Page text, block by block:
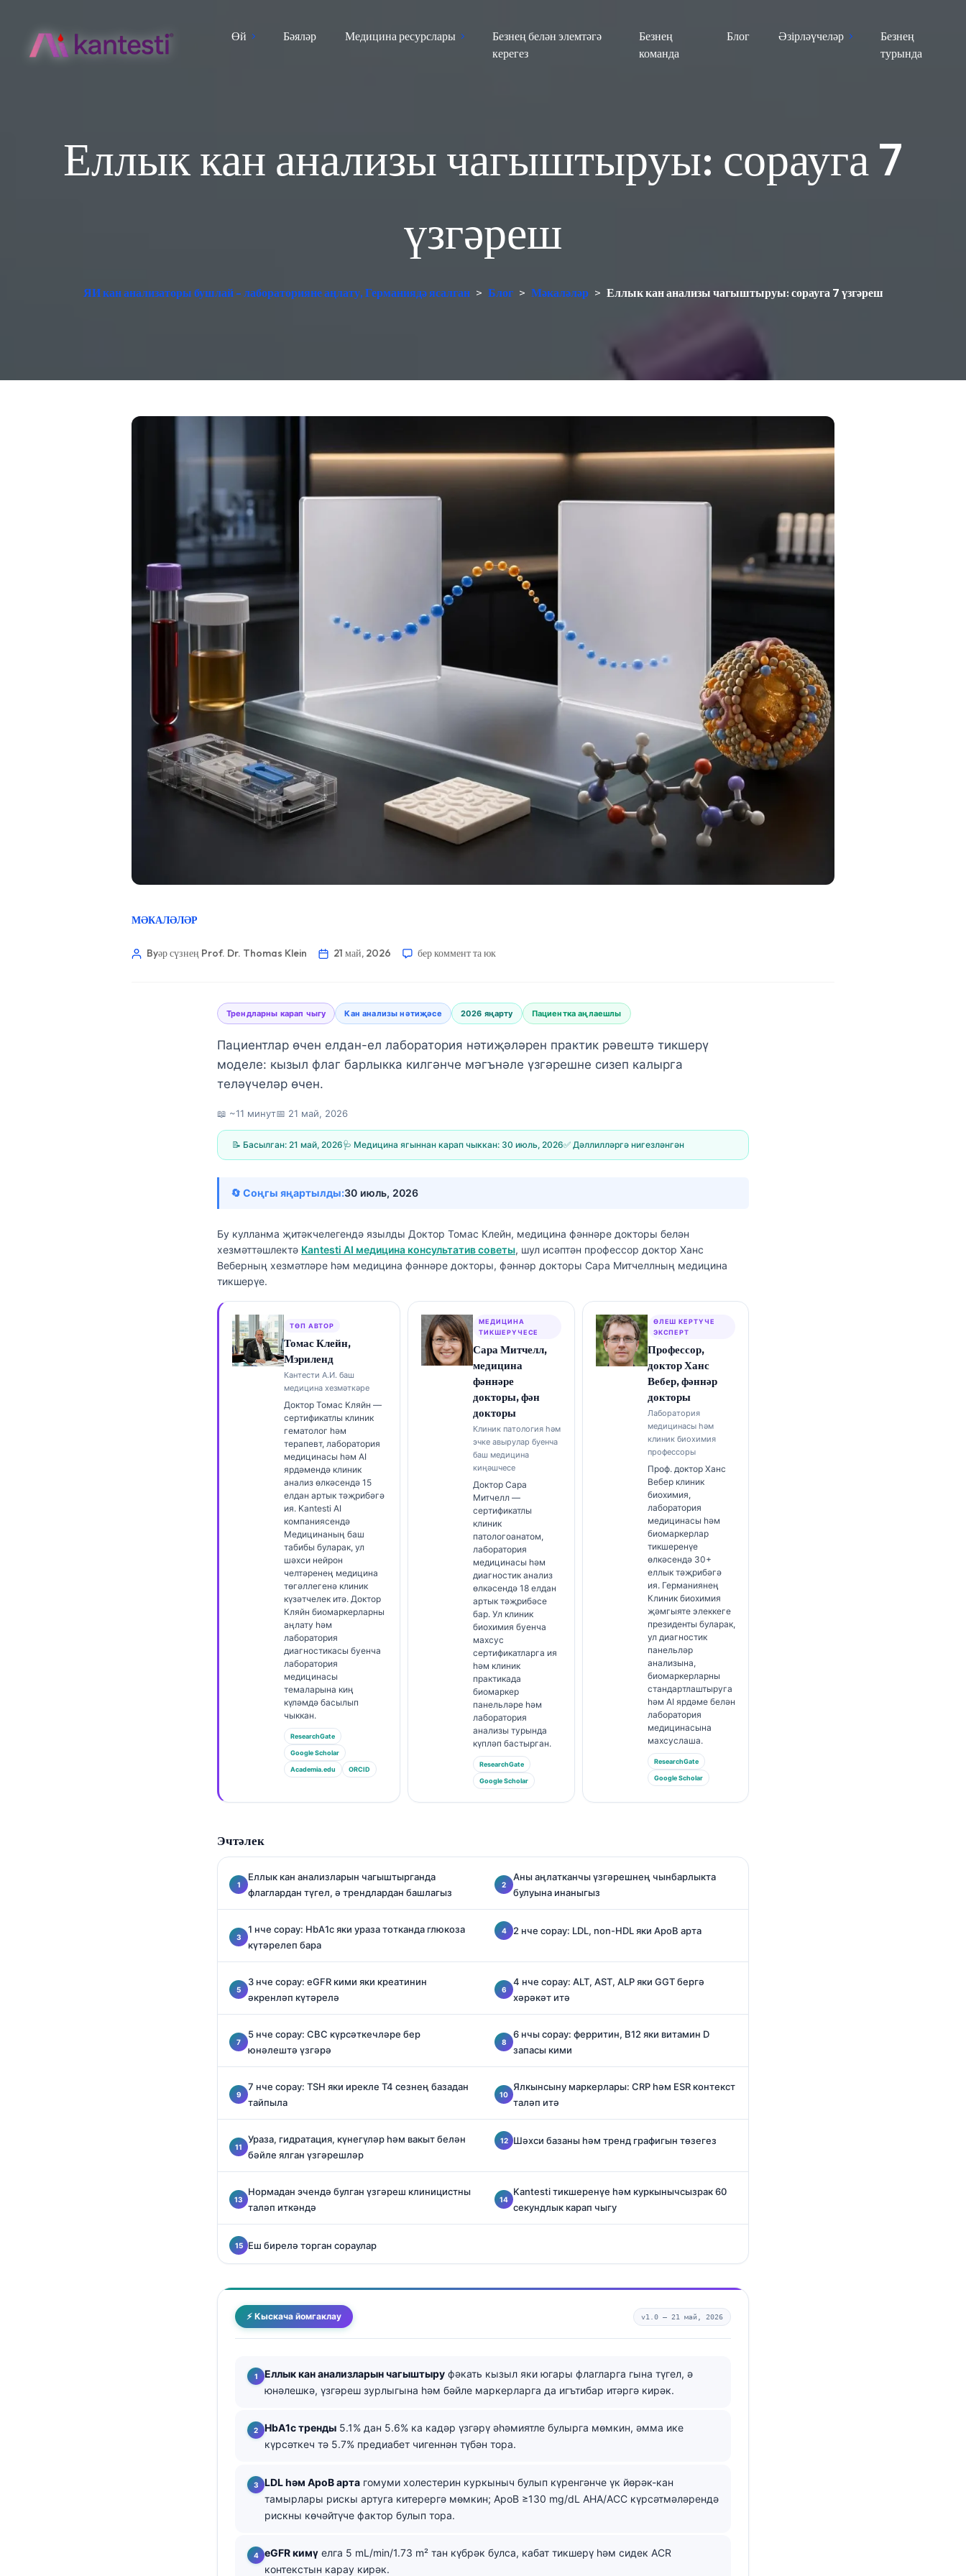
Өй Бәяләр Медицина ресурслары
Безнең белән элемтәгә
керегез
Безнең
команда
Блог Әзірләүчеләр
Безнең
турында
Еллык кан анализы чагыштыруы: сорауга 7
үзгәреш
ЯИ кан анализаторы бушлай - лабораторияне аңлату, Германиядә ясалган > Блог > Мәкаләләр > Еллык кан анализы чагыштыруы: сорауга 7 үзгәреш
МӘКАЛӘЛӘР
Byәр сүзнең Prof. Dr. Thomas Klein 21 май, 2026 бер коммент та юк
Трендларны карап чыгу Кан анализы нәтиҗәсе 2026 яңарту Пациентка аңлаешлы
Пациентлар өчен елдан-ел лаборатория нәтиҗәләрен практик рәвештә тикшерү
моделе: кызыл флаг барлыкка килгәнче мәгънәле үзгәрешне сизеп калырга
теләүчеләр өчен.
📖 ~11 минут📅 21 май, 2026
📝 Басылган: 21 май, 2026🩺 Медицина ягыннан карап чыккан: 30 июль, 2026✅ Дәллилләргә нигезләнгән
🔄 Соңгы яңартылды:30 июль, 2026
Бу кулланма җитәкчелегендә язылды Доктор Томас Клейн, медицина фәннәре докторы белән
хезмәттәшлектә Kantesti AI медицина консультатив советы, шул исәптән профессор доктор Ханс
Веберның хезмәтләре һәм медицина фәннәре докторы, фәннәр докторы Сара Митчеллның медицина
тикшерүе.
ТӨП АВТОР
Томас Клейн,
Мэриленд
Кантести А.И. баш
медицина хезмәткәре
Доктор Томас Кляйн —
сертификатлы клиник
гематолог һәм
терапевт, лаборатория
медицинасы һәм AI
ярдәмендә клиник
анализ өлкәсендә 15
елдан артык тәҗрибәгә
ия. Kantesti AI
компаниясендә
Медицинаның баш
табибы буларак, ул
шәхси нейрон
челтәренең медицина
төгәллегенә клиник
күзәтчелек итә. Доктор
Кляйн биомаркерларны
аңлату һәм
лаборатория
диагностикасы буенча
лаборатория
медицинасы
темаларына киң
күләмдә басылып
чыккан.
ResearchGate
Google Scholar
Academia.edu ORCID
МЕДИЦИНА
ТИКШЕРҮЧЕСЕ
Сара Митчелл,
медицина
фәннәре
докторы, фән
докторы
Клиник патология һәм
эчке авырулар буенча
баш медицина
киңәшчесе
Доктор Сара
Митчелл —
сертификатлы
клиник
патологоанатом,
лаборатория
медицинасы һәм
диагностик анализ
өлкәсендә 18 елдан
артык тәҗрибәсе
бар. Ул клиник
биохимия буенча
махсус
сертификатларга ия
һәм клиник
практикада
биомаркер
панельләре һәм
лаборатория
анализы турында
күпләп бастырган.
ResearchGate
Google Scholar
ӨЛЕШ КЕРТҮЧЕ
ЭКСПЕРТ
Профессор,
доктор Ханс
Вебер, фәннәр
докторы
Лаборатория
медицинасы һәм
клиник биохимия
профессоры
Проф. доктор Ханс
Вебер клиник
биохимия,
лаборатория
медицинасы һәм
биомаркерлар
тикшеренүе
өлкәсендә 30+
еллык тәҗрибәгә
ия. Германиянең
Клиник биохимия
җәмгыяте элеккеге
президенты буларак,
ул диагностик
панельләр
анализына,
биомаркерларны
стандартлаштыруга
һәм AI ярдәме белән
лаборатория
медицинасына
махсуслаша.
ResearchGate
Google Scholar
Эчтәлек
Еллык кан анализларын чагыштырганда
флаглардан түгел, ә трендлардан башлагыз
Аны аңлатканчы үзгәрешнең чынбарлыкта
булуына инаныгыз
1 нче сорау: HbA1c яки ураза тотканда глюкоза
күтәрелеп бара
2 нче сорау: LDL, non-HDL яки ApoB арта
3 нче сорау: eGFR кими яки креатинин
әкренләп күтәрелә
4 нче сорау: ALT, AST, ALP яки GGT бергә
хәрәкәт итә
5 нче сорау: CBC күрсәткечләре бер
юнәлештә үзгәрә
6 нчы сорау: ферритин, B12 яки витамин D
запасы кими
7 нче сорау: TSH яки ирекле T4 сезнең базадан
тайпыла
Ялкынсыну маркерлары: CRP һәм ESR контекст
таләп итә
Ураза, гидратация, күнегүләр һәм вакыт белән
бәйле ялган үзгәрешләр
Шәхси базаны һәм тренд графигын төзегез
Нормадан эчендә булган үзгәреш клиницистны
таләп иткәндә
Kantesti тикшеренүе һәм куркынычсызрак 60
секундлык карап чыгу
Еш бирелә торган сораулар
⚡ Кыскача йомгаклау v1.0 — 21 май, 2026
Еллык кан анализларын чагыштыру фәкать кызыл яки югары флагларга гына түгел, ә
юнәлешкә, үзгәреш зурлыгына һәм бәйле маркерларга да игътибар итәргә кирәк.
HbA1c тренды 5.1% дан 5.6% ка кадәр үзгәрү әһәмиятле булырга мөмкин, әмма ике
күрсәткеч тә 5.7% предиабет чигеннән түбән тора.
LDL һәм ApoB арта гомуми холестерин куркыныч булып күренгәнче үк йөрәк-кан
тамырлары рискы артуга китерергә мөмкин; ApoB ≥130 mg/dL AHA/ACC күрсәтмәләрендә
рискны көчәйтүче фактор булып тора.
eGFR кимү елга 5 mL/min/1.73 m² тан күбрәк булса, кабат тикшерү һәм сидек ACR
контекстын карау кирәк.